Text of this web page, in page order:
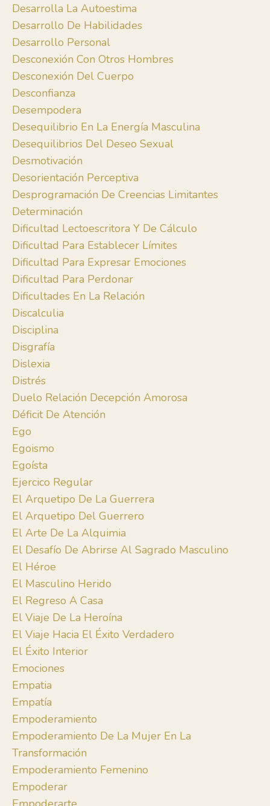
Desarrolla La Autoestima
Desarrollo De Habilidades
Desarrollo Personal
Desconexión Con Otros Hombres
Desconexión Del Cuerpo
Desconfianza
Desempodera
Desequilibrio En La Energía Masculina
Desequilibrios Del Deseo Sexual
Desmotivación
Desorientación Perceptiva
Desprogramación De Creencias Limitantes
Determinación
Dificultad Lectoescritora Y De Cálculo
Dificultad Para Establecer Límites
Dificultad Para Expresar Emociones
Dificultad Para Perdonar
Dificultades En La Relación
Discalculia
Disciplina
Disgrafía
Dislexia
Distrés
Duelo Relación Decepción Amorosa
Déficit De Atención
Ego
Egoismo
Egoísta
Ejercico Regular
El Arquetipo De La Guerrera
El Arquetipo Del Guerrero
El Arte De La Alquimia
El Desafío De Abrirse Al Sagrado Masculino
El Héroe
El Masculino Herido
El Regreso A Casa
El Viaje De La Heroína
El Viaje Hacia El Éxito Verdadero
El Éxito Interior
Emociones
Empatia
Empatía
Empoderamiento
Empoderamiento De La Mujer En La
Transformación
Empoderamiento Femenino
Empoderar